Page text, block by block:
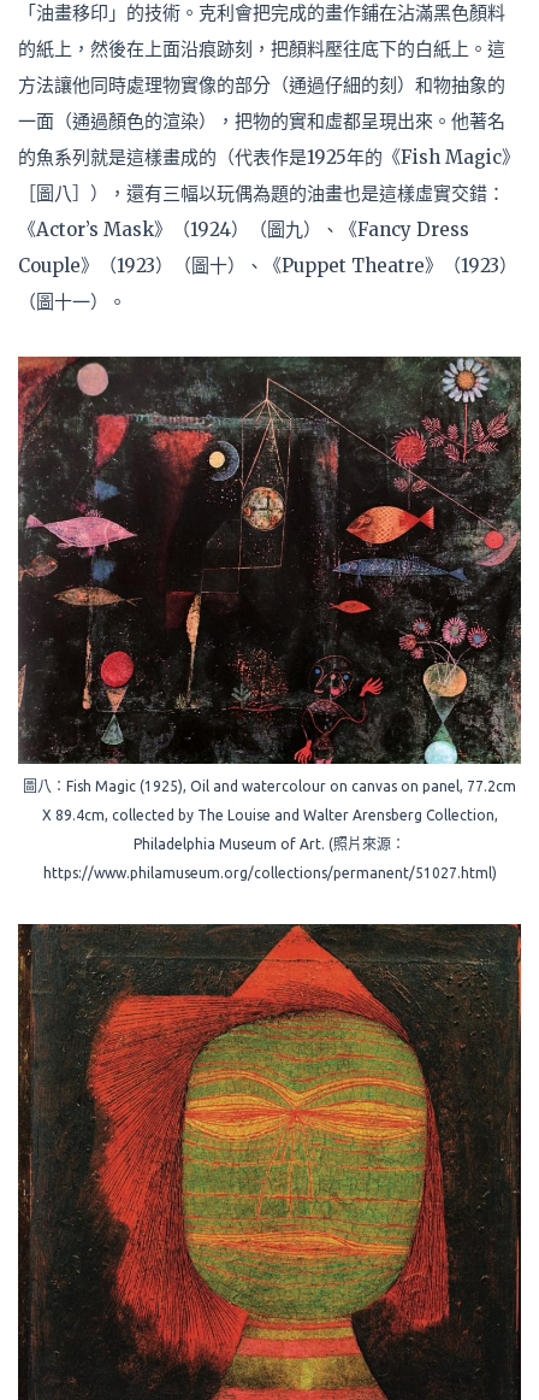
「油畫移印」的技術。克利會把完成的畫作鋪在沾滿黑色顏料
的紙上，然後在上面沿痕跡刻，把顏料壓往底下的白紙上。這
方法讓他同時處理物實像的部分（通過仔細的刻）和物抽象的
一面（通過顏色的渲染），把物的實和虛都呈現出來。他著名
的魚系列就是這樣畫成的（代表作是1925年的《Fish Magic》
［圖八］），還有三幅以玩偶為題的油畫也是這樣虛實交錯：
《Actor’s Mask》（1924）（圖九）、《Fancy Dress
Couple》（1923）（圖十）、《Puppet Theatre》（1923）
（圖十一）。
圖八：Fish Magic (1925), Oil and watercolour on canvas on panel, 77.2cm
X 89.4cm, collected by The Louise and Walter Arensberg Collection,
Philadelphia Museum of Art. (照片來源：
https://www.philamuseum.org/collections/permanent/51027.html)